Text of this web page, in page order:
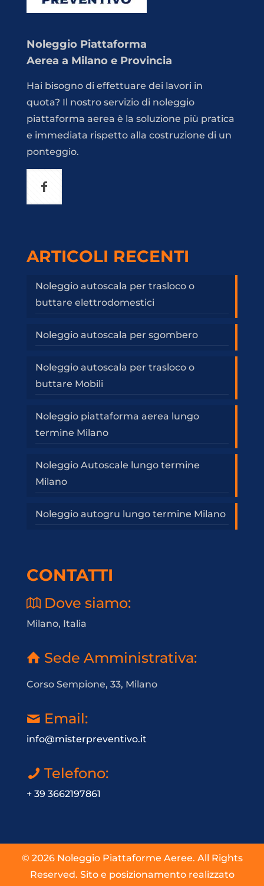
Noleggio Piattaforma
Aerea a Milano e Provincia
Hai bisogno di effettuare dei lavori in
quota? Il nostro servizio di noleggio
piattaforma aerea è la soluzione più pratica
e immediata rispetto alla costruzione di un
ponteggio.
ARTICOLI RECENTI
Noleggio autoscala per trasloco o
buttare elettrodomestici
Noleggio autoscala per sgombero
Noleggio autoscala per trasloco o
buttare Mobili
Noleggio piattaforma aerea lungo
termine Milano
Noleggio Autoscale lungo termine
Milano
Noleggio autogru lungo termine Milano
CONTATTI
Dove siamo:
Milano, Italia
Sede Amministrativa:
Corso Sempione, 33, Milano
Email:
info@misterpreventivo.it
Telefono:
+ 39 3662197861
© 2026 Noleggio Piattaforme Aeree. All Rights
Reserved. Sito e posizionamento realizzato